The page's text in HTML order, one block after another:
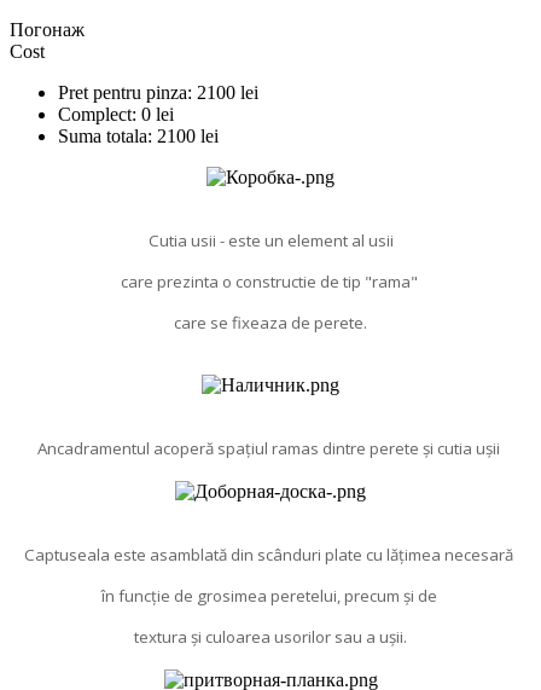
Погонаж
Cost
Pret pentru pinza: 2100 lei
Complect: 0 lei
Suma totala: 2100 lei
Cutia usii - este un element al usii
care prezinta o constructie de tip "rama"
care se fixeaza de perete.
Ancadramentul acoperă spațiul ramas dintre perete și cutia ușii
Captuseala este asamblată din scânduri plate cu lățimea necesară
în funcție de grosimea peretelui, precum și de
textura și culoarea usorilor sau a ușii.